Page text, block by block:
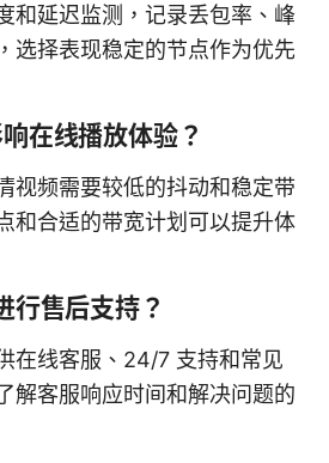
和延迟监测，记录丢包率、峰
选择表现稳定的节点作为优先
在线播放体验？
视频需要较低的抖动和稳定带
和合适的带宽计划可以提升体
行售后支持？
在线客服、24/7 支持和常见
解客服响应时间和解决问题的